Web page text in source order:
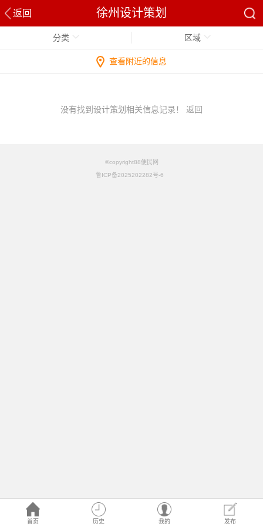
返回 徐州设计策划
首页 历史 我的 发布
分类 区域
查看附近的信息
没有找到设计策划相关信息记录！ 返回
©copyright88便民网
鲁ICP备2025202282号-6